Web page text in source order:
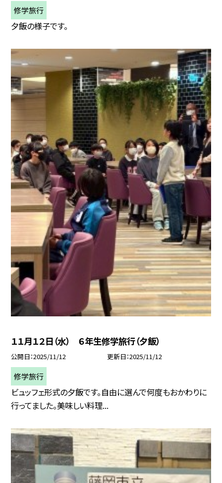
修学旅行
夕飯の様子です。
１１月１２日（水） ６年生修学旅行（夕飯）
公開日 2025/11/12 更新日 2025/11/12
修学旅行
ビュッフェ形式の夕飯です。自由に選んで何度もおかわりに
行ってました。美味しい料理...